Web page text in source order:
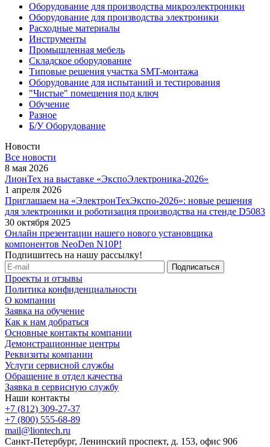
Оборудование для производства микроэлектроники
Оборудование для производства электроники
Расходные материалы
Инструменты
Промышленная мебель
Складское оборудование
Типовые решения участка SMT-монтажа
Оборудование для испытаний и тестирования
"Чистые" помещения под ключ
Обучение
Разное
Б/У Оборудование
Новости
Все новости
8 мая 2026
ЛионТех на выставке «ЭкспоЭлектроника-2026»
1 апреля 2026
Приглашаем на «ЭлектронТехЭкспо-2026»: новые решения
для электроники и роботизация производства на стенде D5083
30 октября 2025
Онлайн презентации нашего нового установщика
компонентов NeoDen N10P!
Подпишитесь на нашу рассылку!
Проекты и отзывы
Политика конфиденциальности
О компании
Заявка на обучение
Как к нам добраться
Основные контакты компании
Демонстрационные центры
Реквизиты компании
Услуги сервисной службы
Обращение в отдел качества
Заявка в сервисную службу
Наши контакты
+7 (812) 309-27-37
+7 (800) 555-68-89
mail@liontech.ru
Санкт-Петербург, Ленинский проспект, д. 153, офис 906